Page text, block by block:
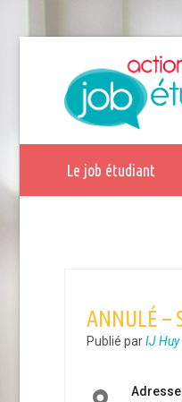
Le job étudiant
ANNULÉ
Publié par IJ Huy
Adresse